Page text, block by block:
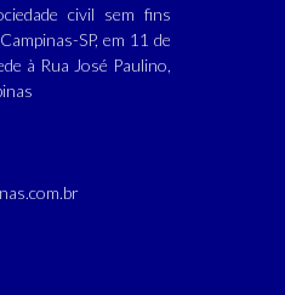
civil sem fins
SP, em 11 de
à Rua José Paulino,